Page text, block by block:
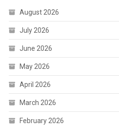
August 2026
July 2026
June 2026
May 2026
April 2026
March 2026
February 2026